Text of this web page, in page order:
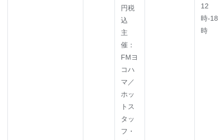
円税
込
主
催：
FMヨ
コハ
マ／
ホッ
トス
タッ
フ・
12
時-18
時